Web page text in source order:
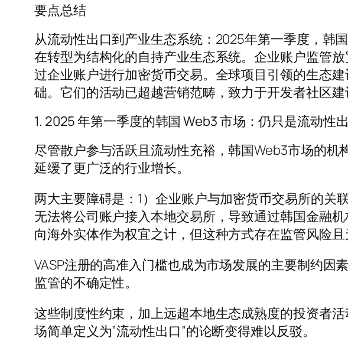
要点总结
从流动性出口到产业生态系统：2025年第一季度，韩
在转型为结构化的自持产业生态系统。企业账户监管
过企业账户进行加密货币交易。全球项目引领的生态
础。它们的活动已超越营销范畴，致力于开发者社区建
1. 2025 年第一季度的韩国 Web3 市场：仍只是流动性
尽管散户参与活跃且流动性充裕，韩国Web3市场的
延缓了更广泛的行业增长。
两大主要障碍是：1）企业账户与加密货币交易所的关
无法将公司账户接入本地交易所，导致通过韩国金融
向海外实体作为权宜之计，但这种方式存在监管风险且
VASP注册的高准入门槛也成为市场发展的主要制约
监管的不确定性。
这些制度性约束，加上远超本地生态成熟度的投资者
场简单定义为”流动性出口”的论断变得难以反驳。